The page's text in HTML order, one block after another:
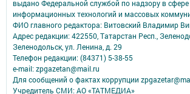
выдано Федеральной службой по надзору в сфере
информационных технологий и массовых
ФИО главного редактора: Витовский Владимир
Адрес редакции: 422550, Татарстан Респ.,
Зеленодольск, ул. Ленина, д. 29
Телефон редакции: (84371) 5-38-55
e-mail: zpgazetan@mail.ru
Для сообщений о фактах коррупции
Учредитель СМИ: АО «ТАТМЕДИА»